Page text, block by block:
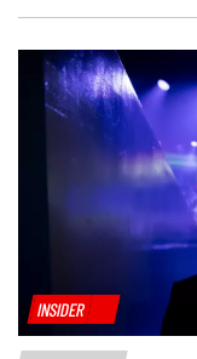
INSIDER